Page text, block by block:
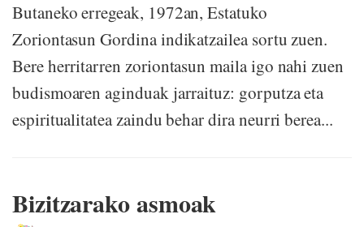
Butaneko erregeak, 1972an, Estatuko
Zoriontasun Gordina indikatzailea sortu zuen.
Bere herritarren zoriontasun maila igo nahi zuen
budismoaren aginduak jarraituz: gorputza eta
espiritualitatea zaindu behar dira neurri berea...
Bizitzarako asmoak